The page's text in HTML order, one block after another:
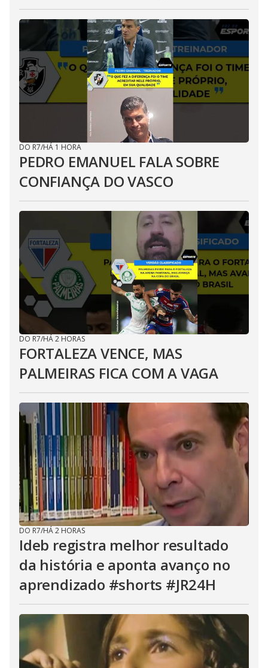
DO R7/HÁ 1 HORA
PEDRO EMANUEL FALA SOBRE
CONFIANÇA DO VASCO
DO R7/HÁ 2 HORAS
FORTALEZA VENCE, MAS
PALMEIRAS FICA COM A VAGA
DO R7/HÁ 2 HORAS
Ideb registra melhor resultado
da história e aponta avanço no
aprendizado #shorts #JR24H